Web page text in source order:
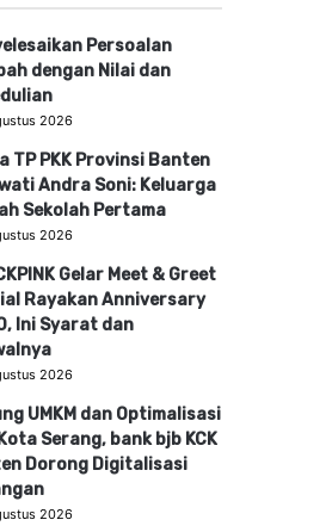
Persoalan
dengan Nilai dan
2026
TP PKK Provinsi Banten
Andra Soni: Keluarga
Sekolah Pertama
2026
Gelar Meet & Greet
Rayakan Anniversary
Ini Syarat dan
2026
UMKM dan Optimalisasi
Serang, bank bjb KCK
Dorong Digitalisasi
2026